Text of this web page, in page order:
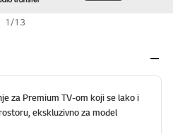
1 /13
za Premium TV-om koji se lako i
ekskluzivno za model